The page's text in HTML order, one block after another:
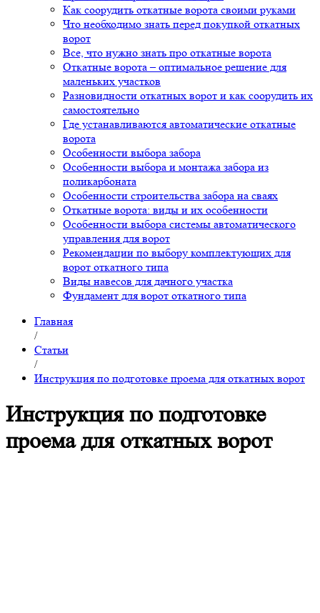
Как соорудить откатные ворота своими руками
Что необходимо знать перед покупкой откатных
ворот
Все, что нужно знать про откатные ворота
Откатные ворота – оптимальное решение для
маленьких участков
Разновидности откатных ворот и как соорудить их
самостоятельно
Где устанавливаются автоматические откатные
ворота
Особенности выбора забора
Особенности выбора и монтажа забора из
поликарбоната
Особенности строительства забора на сваях
Откатные ворота: виды и их особенности
Особенности выбора системы автоматического
управления для ворот
Рекомендации по выбору комплектующих для
ворот откатного типа
Виды навесов для дачного участка
Фундамент для ворот откатного типа
Главная
/
Статьи
/
Инструкция по подготовке проема для откатных ворот
Инструкция по подготовке
проема для откатных ворот